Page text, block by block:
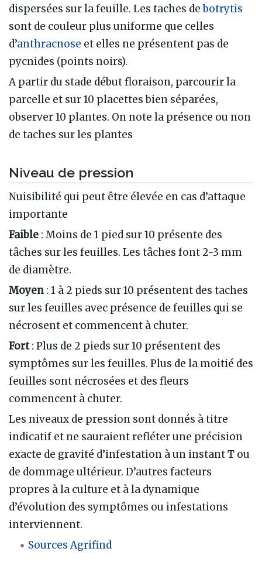
dispersées sur la feuille. Les taches debotrytis
sont de couleur plus uniforme que celles
d’anthracnose et elles ne présentent pas de
pycnides (points noirs).
A partir du stade début floraison, parcourir la
parcelle et sur 10 placettes bien séparées,
observer 10 plantes. On note la présence ou non
de taches sur les plantes
Niveau de pression
Nuisibilité qui peut être élevée en cas d’attaque
importante
Faible : Moins de 1 pied sur 10 présente des
tâches sur les feuilles. Les tâches font 2-3 mm
de diamètre.
Moyen : 1 à 2 pieds sur 10 présentent des taches
sur les feuilles avec présence de feuilles qui se
nécrosent et commencent à chuter.
Fort: Plus de 2 pieds sur 10 présentent des
symptômes sur les feuilles. Plus de la moitié des
feuilles sont nécrosées et des fleurs
commencent à chuter.
Les niveaux de pression sont donnés à titre
indicatif et ne sauraient refléter une précision
exacte de gravité d’infestation à un instant T ou
de dommage ultérieur. D’autres facteurs
propres à la culture et à la dynamique
d’évolution des symptômes ou infestations
interviennent.
Sources Agrifind